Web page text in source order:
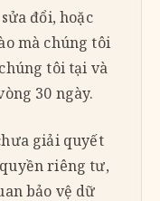
đổi, hoặc
mà chúng tôi
tôi tại và
30 ngày.
giải quyết
riêng tư,
bảo vệ dữ